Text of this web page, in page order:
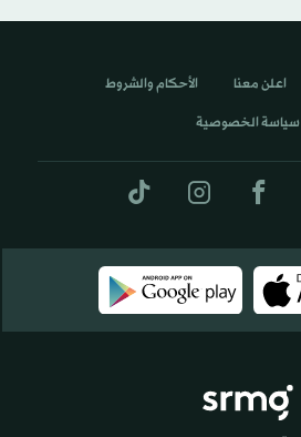
اعلن معنا الأحكام والشروط
سياسة الخصوصية